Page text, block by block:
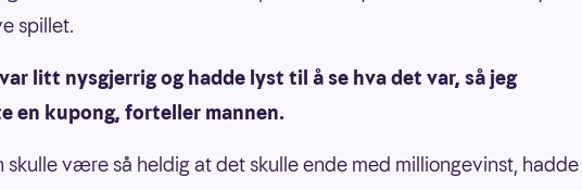
spillet.
litt nysgjerrig og hadde lyst til å se hva det var, så jeg
en kupong, forteller mannen.
skulle være så heldig at det skulle ende med milliongevinst, hadde